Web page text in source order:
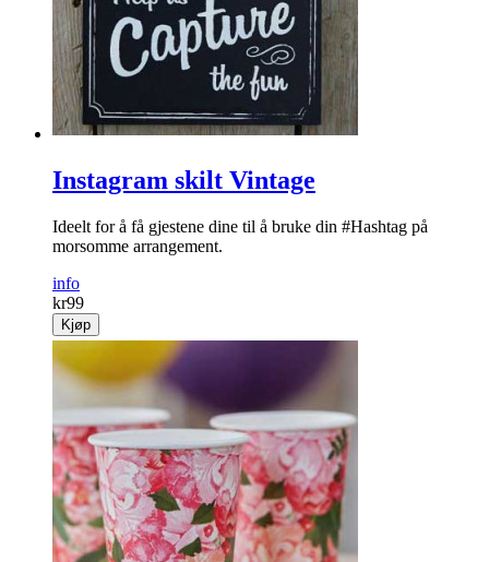
Instagram skilt Vintage
Ideelt for å få gjestene dine til å bruke din #Hashtag på
morsomme arrangement.
info
kr99
Kjøp